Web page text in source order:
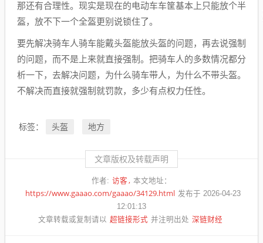
那还有合理性。现实是现在的电动车车筐基本上只能放个半
盔，放不下一个全盔更别说锁住了。
要先解决骑车人骑车能戴头盔能放头盔的问题，再去说强制
的问题，而不是上来就直接强制。把骑车人的多数情况都分
析一下，去解决问题，为什么骑车带人，为什么不带头盔。
不解决而直接就强制就罚款，多少有点权力任性。
标签： 头盔 地方
文章版权及转载声明
作者: 访客 本文地址：
https://www.gaaao.com/gaaao/34129.html 发布于 2026-04-23
12:01:13
文章转载或复制请以 超链接形式 并注明出处 深链财经